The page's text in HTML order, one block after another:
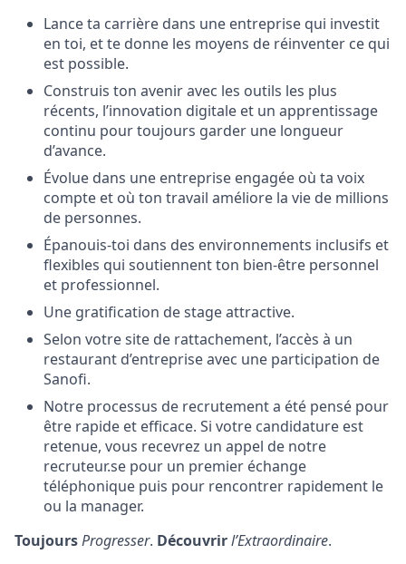
Lance ta carrière dans une entreprise qui investit
en toi, et te donne les moyens de réinventer ce qui
est possible.
Construis ton avenir avec les outils les plus
récents, l’innovation digitale et un apprentissage
continu pour toujours garder une longueur
d’avance.
Évolue dans une entreprise engagée où ta voix
compte et où ton travail améliore la vie de millions
de personnes.
Épanouis-toi dans des environnements inclusifs et
flexibles qui soutiennent ton bien-être personnel
et professionnel.
Une gratification de stage attractive.
Selon votre site de rattachement, l’accès à un
restaurant d’entreprise avec une participation de
Sanofi.
Notre processus de recrutement a été pensé pour
être rapide et efficace. Si votre candidature est
retenue, vous recevrez un appel de notre
recruteur.se pour un premier échange
téléphonique puis pour rencontrer rapidement le
ou la manager.
ToujoursProgresser. Découvrirl’Extraordinaire.